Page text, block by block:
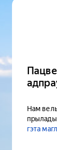
Нам
гэта